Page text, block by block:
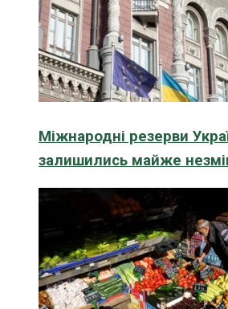
Міжнародні резерви
залишились майже